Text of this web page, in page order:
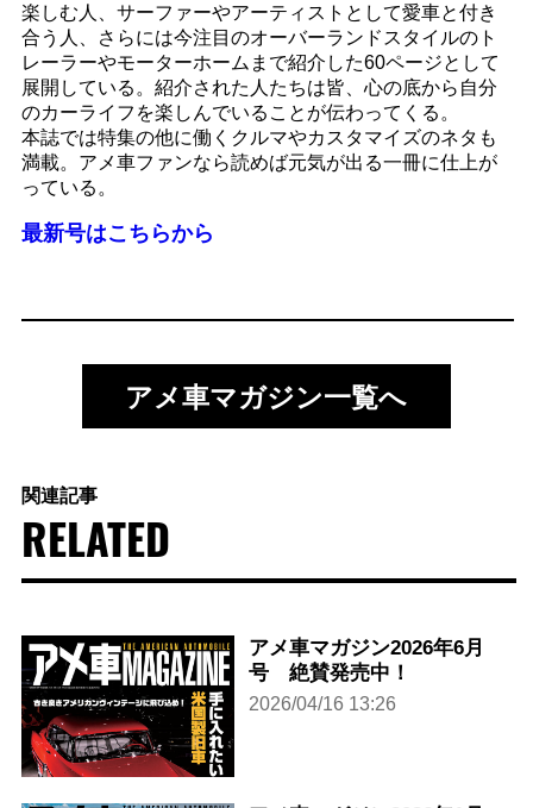
楽しむ人、サーファーやアーティストとして愛車と付き
合う人、さらには今注目のオーバーランドスタイルのト
レーラーやモーターホームまで紹介した60ページとして
展開している。紹介された人たちは皆、心の底から自分
のカーライフを楽しんでいることが伝わってくる。
本誌では特集の他に働くクルマやカスタマイズのネタも
満載。アメ車ファンなら読めば元気が出る一冊に仕上が
っている。
最新号はこちらから
アメ車マガジン一覧へ
関連記事
RELATED
アメ車マガジン2026年6月
号 絶賛発売中！
2026/04/16 13:26